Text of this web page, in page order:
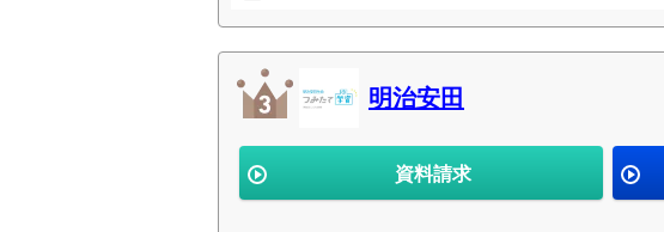
明治安田
資料請求